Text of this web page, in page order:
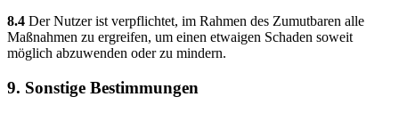
8.4 Der Nutzer ist verpflichtet, im Rahmen des Zumutbaren alle
Maßnahmen zu ergreifen, um einen etwaigen Schaden soweit
möglich abzuwenden oder zu mindern.
9. Sonstige Bestimmungen